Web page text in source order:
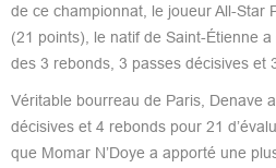
de ce championnat, le joueur All-Star
(21 points), le natif de Saint-Étienne
des 3 rebonds, 3 passes décisives et
Véritable bourreau de Paris, Denave
décisives et 4 rebonds pour 21
que Momar N’Doye a apporté une